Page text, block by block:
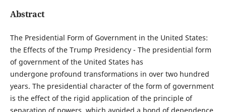
Abstract
The Presidential Form of Government in the United States:
the Effects of the Trump Presidency - The presidential form
of government of the United States has
undergone profound transformations in over two hundred
years. The presidential character of the form of government
is the effect of the rigid application of the principle of